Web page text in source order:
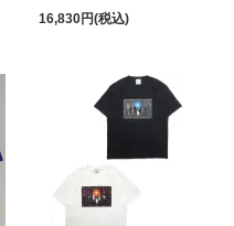
16,830円(税込)